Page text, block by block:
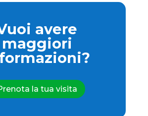
avere
maggiori
la tua visita